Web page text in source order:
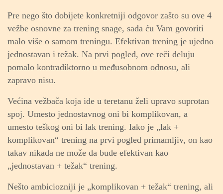
Pre nego što dobijete konkretniji odgovor zašto su ove 4
vežbe osnovne za trening snage, sada ću Vam govoriti
malo više o samom treningu. Efektivan trening je ujedno
jednostavan i težak. Na prvi pogled, ove reči deluju
pomalo kontradiktorno u međusobnom odnosu, ali
zapravo nisu.
Većina vežbača koja ide u teretanu želi upravo suprotan
spoj. Umesto jednostavnog oni bi komplikovan, a
umesto teškog oni bi lak trening. Iako je „lak +
komplikovan“ trening na prvi pogled primamljiv, on kao
takav nikada ne može da bude efektivan kao
„jednostavan + težak“ trening.
Nešto ambiciozniji je „komplikovan + težak“ trening, ali